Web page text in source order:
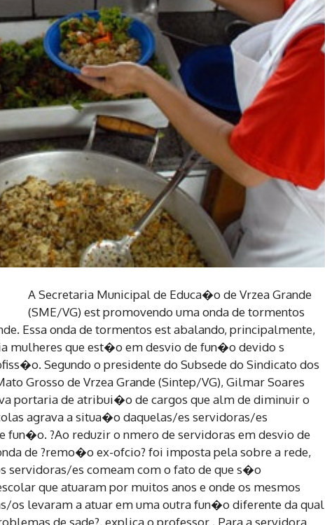
A Secretaria Municipal de Educa�o de Vrzea Grande
(SME/VG) est promovendo uma onda de tormentos
Essa onda de tormentos est abalando, principalmente,
mulheres que est�o em desvio de fun�o devido s
Segundo o presidente do Subsede do Sindicato dos
Grosso de Vrzea Grande (Sintep/VG), Gilmar Soares
portaria de atribui�o de cargos que alm de diminuir o
agrava a situa�o daquelas/es servidoras/es
?Ao reduzir o nmero de servidoras em desvio de
de ?remo�o ex-ofcio? foi imposta pela sobre a rede,
servidoras/es comeam com o fato de que s�o
que atuaram por muitos anos e onde os mesmos
os levaram a atuar em uma outra fun�o diferente da qual